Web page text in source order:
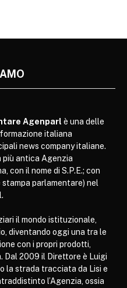
Agenparl è una delle
italiana
news company italiane.
più antica Agenzia
con il nome di S.P.E.; con
stampa parlamentare) nel
il mondo istituzionale,
diventando oggi una tra le
con i propri prodotti,
Dal 2009 il Direttore è Luigi
la strada tracciata da Lisi e
l’Agenzia, ossia